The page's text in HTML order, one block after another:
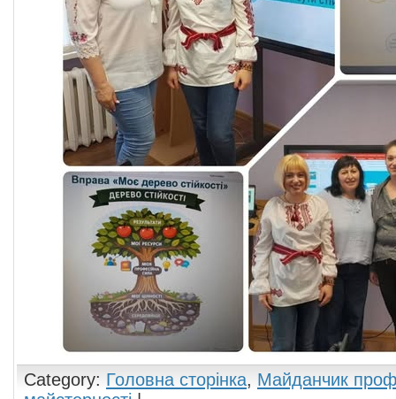
Category: Головна сторінка, Майданчик